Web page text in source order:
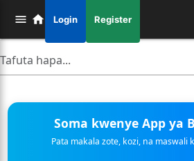
Login Register
Soma kwenye App ya
Pata makala zote, kozi, na maswali